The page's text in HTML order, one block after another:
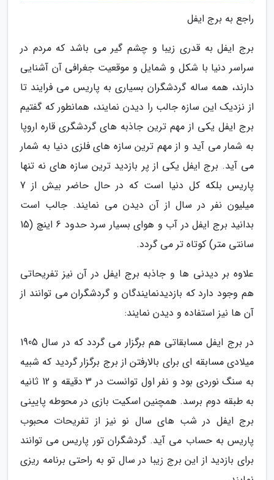
راجع به برج ایفل
برج ایفل به قدری زیبا و چشم گیر می باشد که مردم در
سراسر دنیا با شکل و شمایل و موقعیت جغرافی آن آشنایی
دارند، همه ساله گردشگران بسیاری به پاریس می فرایند تا
از نزدیک این سازه جالب را دیدن نمایند، همانطور که گفتیم
برج ایفل یکی از مهم ترین جاذبه های گردشگری قاره اروپا
به شمار می آید و از مهم ترین سازه های فلزی دنیا به شمار
می آید. برج ایفل یکی از پر بازدید ترین سازه های نه تنها
پاریس بلکه کل دنیا است که در حال حاضر بیش از 7
میلیون نفر در سال از آن دیدن می نمایند. جالب است
بدانید برج ایفل در آب و هوای بسیار سرد حدود 6 اینچ (15
سانتی متر) کوتاه تر می گردد.
علاوه بر دیدنی ها و جاذبه برج ایفل در آن نیز تفریحاتی
هم وجود دارد که بازدیدنمایندگان و گردشگران می توانند از
آن ها نیز استفاده و دیدن نمایند:
در برج ایفل مسابقاتی هم برگزار می گردد که در سال 1905
میلادی مسابقه ای برای بالارفتن از برج برگزار گردید که شبیه
به سنگ نوردی بود و نفر اول توانست در 3 دقیقه و 12 ثانیه
به طبقه دوم برسد. همچنین اسکیت بازی در محوطه پایینی
برج ایفل در شب های سال نو نیز از تفریحات محبوب
پاریس به حساب می آید. گردشگران تور پاریس می توانند
برای بازدید از این برج زیبا در سال تو به راحتی برنامه ریزی